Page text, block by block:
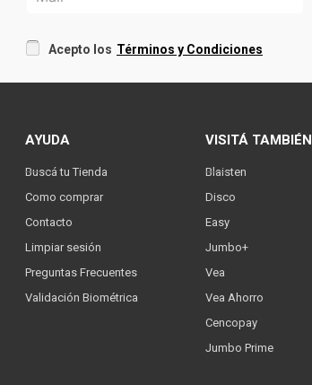
Acepto los Términos y Condiciones
AYUDA
Buscá tu Tienda
Como comprar
Contacto
Limpiar sesión
Preguntas Frecuentes
Validación Biométrica
VISITÁ TAMBIÉN
Blaisten
Disco
Easy
Jumbo+
Vea
Vea Ahorro
Cencopay
Jumbo Prime